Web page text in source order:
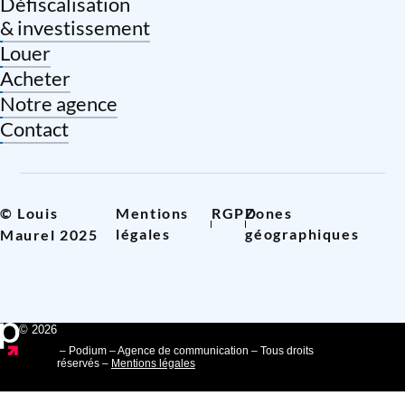
& investissement
Louer
Acheter
Notre agence
Contact
© Louis
Maurel 2025
Mentions
légales
RGPDZones
géographiques
© 2026
– Podium – Agence de communication – Tous droits
réservés – Mentions légales